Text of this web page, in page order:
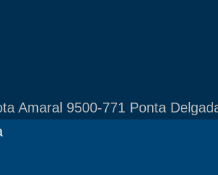
Amaral 9500-771 Ponta